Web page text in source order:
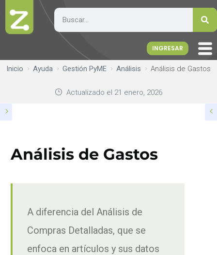
INGRESAR
Inicio Ayuda Gestión PyME Análisis Análisis de Gastos
Actualizado el 21 enero, 2026
Análisis de Gastos
A diferencia del Análisis de
Compras Detalladas, que se
enfoca en artículos y sus datos